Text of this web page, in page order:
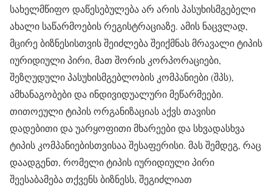
სახელმწიფო დაწესებულება არ არის პასუხისმგებელი
ახალი საწარმოების რეგისტრაციაზე. ამის ნაცვლად,
მცირე ბიზნესისთვის შეიძლება შეიქმნას მრავალი ტიპის
იურიდიული პირი, მათ შორის კორპორაციები,
შეზღუდული პასუხისმგებლობის კომპანიები (შპს),
ამხანაგობები და ინდივიდუალური მეწარმეები.
თითოეული ტიპის ორგანიზაციას აქვს თავისი
დადებითი და უარყოფითი მხარეები და სხვადასხვა
ტიპის კომპანიებისთვისაა შესაფერისი. მას შემდეგ, რაც
დაადგენთ, რომელი ტიპის იურიდიული პირი
შეესაბამება თქვენს ბიზნესს, შეგიძლიათ